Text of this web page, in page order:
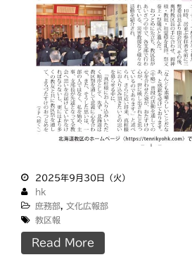
2025年9月30日（火）
hk
庶務部
文化広報部
教区報
Read More